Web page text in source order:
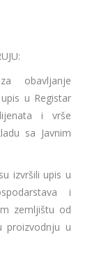
obavljanje
u Registar
i vrše
sa Javnim
izvršili upis u
i
zemljištu od
proizvodnju u